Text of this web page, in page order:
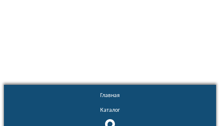
Главная
Каталог